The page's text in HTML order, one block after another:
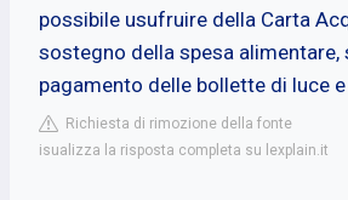
possibile usufruire della Carta
sostegno della spesa alimentare,
pagamento delle bollette di luce e
Richiesta di rimozione della fonte
isualizza la risposta completa su lexplain.it